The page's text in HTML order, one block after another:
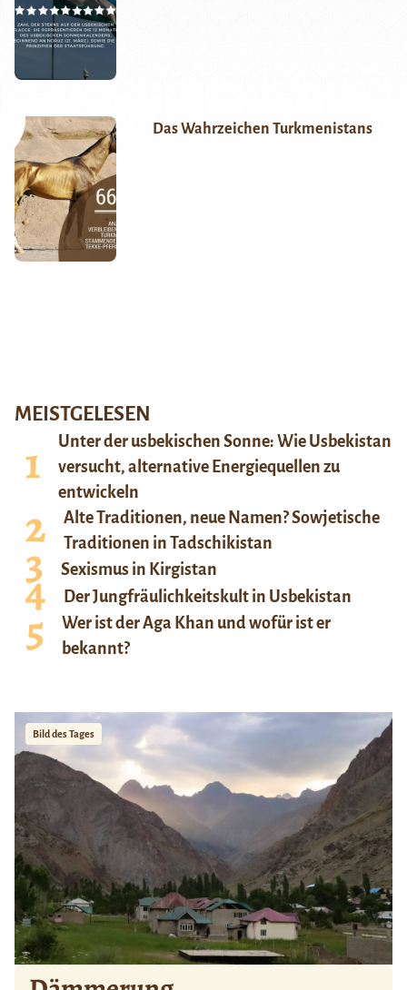
Das Wahrzeichen Turkmenistans
MEISTGELESEN
Unter der usbekischen Sonne: Wie Usbekistan
versucht, alternative Energiequellen zu
entwickeln
Alte Traditionen, neue Namen? Sowjetische
Traditionen in Tadschikistan
Sexismus in Kirgistan
Der Jungfräulichkeitskult in Usbekistan
Wer ist der Aga Khan und wofür ist er
bekannt?
Bild des Tages